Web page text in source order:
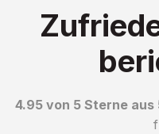
4.95 von 5 Sterne